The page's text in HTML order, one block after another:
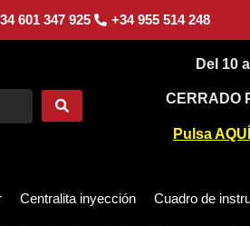
601 347 925 +34 955 514 248
Del 10
CERRADO
Pulsa
Centralita inyección Cuadro de